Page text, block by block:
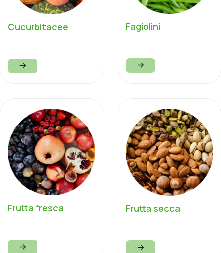
Cucurbitacee Fagiolini
Frutta fresca Frutta secca